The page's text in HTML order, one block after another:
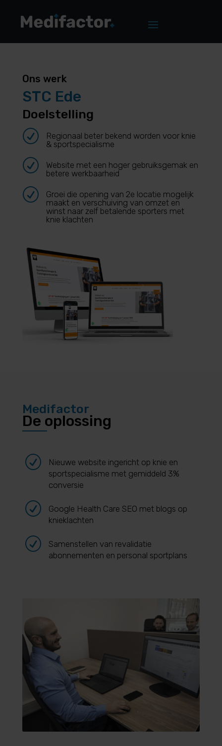
Ons werk
STC Ede
Doelstelling
R
Regionaal beter bekend worden voor knie
& sportspecialisme
R
Website met een hoger gebruiksgemak en
betere werkbaarheid
R
Groei die opening van 2e locatie mogelijk
maakt en verschuiving van omzet en
winst naar zelf betalende sporters met
knie klachten
Medifactor
De oplossing
R
Nieuwe website ingericht op knie en
sportspecialisme met gemiddeld 3%
conversie
R
Google Health Care SEO met blogs op
knieklachten
R
Samenstellen van revalidatie
abonnementen en personal sportplans